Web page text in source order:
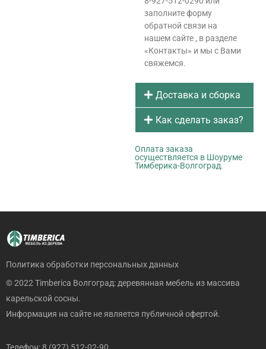
заполните форму
обратной связи на
нашем сайте , в разделе
«Контакты» и мы с Вами
свяжемся.
Доставка и сборка
Как сделать заказ?
Оплата заказа
осуществляется в Шоуруме
Тимберика-Волгоград.
Политика обработки персональных данных
© 2022 Timberica Волгоград: деревянная мебель из массива
карельской сосны.
Информация на сайте не является публичной офертой.
Телефон: 8 (927) 512-02-90